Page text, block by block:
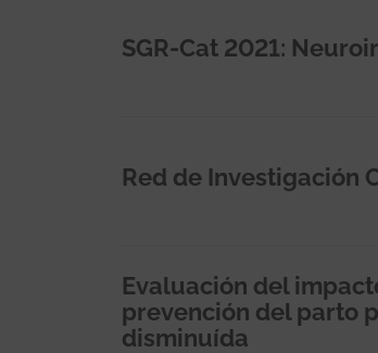
SGR-Cat 2021:
Red de Investigación
Evaluación del
prevención del parto
disminuída